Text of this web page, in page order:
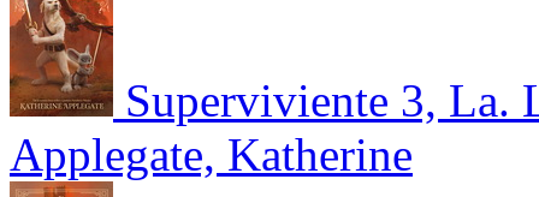
Superviviente 3, La.
Applegate, Katherine